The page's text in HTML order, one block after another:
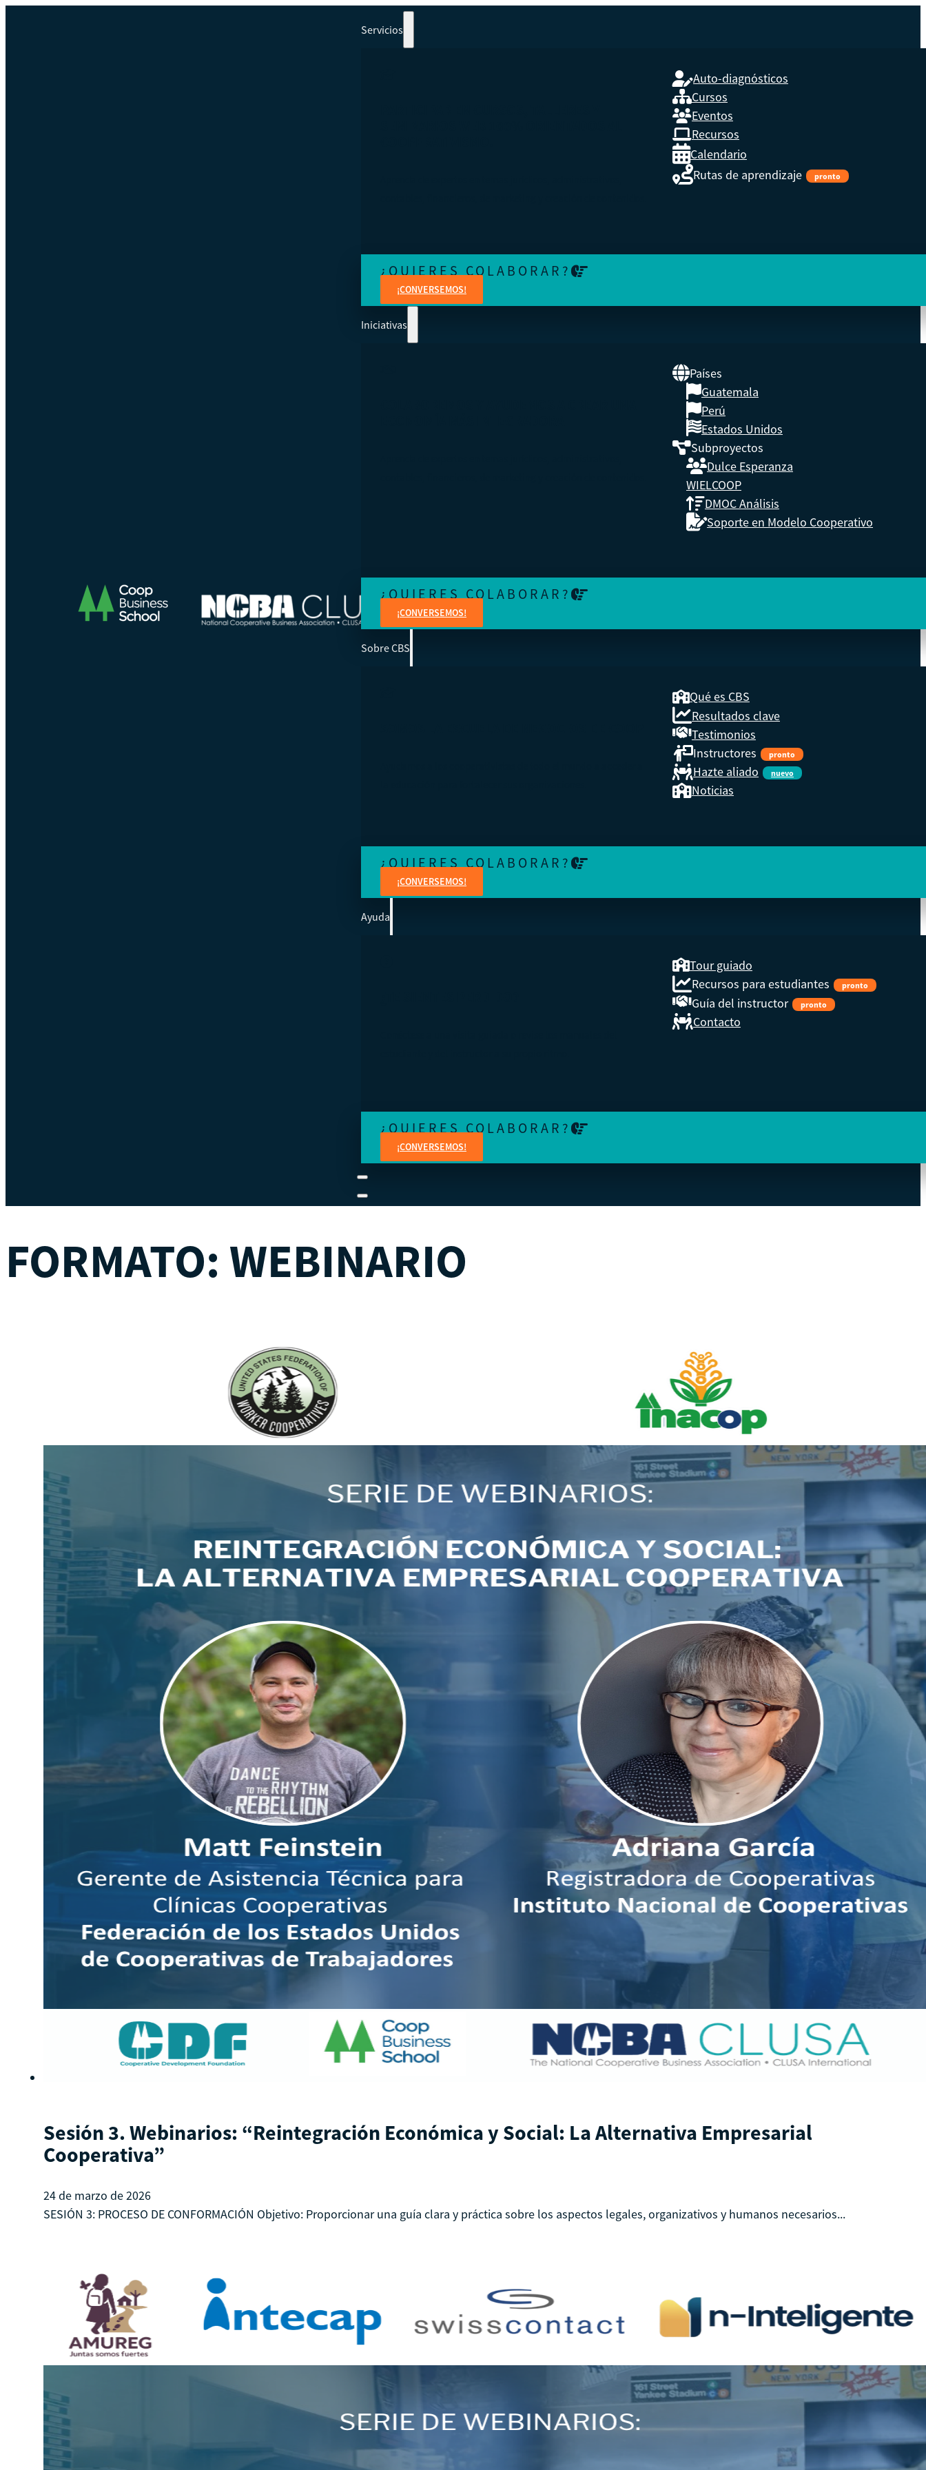
Servicios
Auto-diagnósticos
Cursos
Eventos
Recursos
Calendario
Rutas de aprendizaje
pronto
¿QUIERES COLABORAR?
¡CONVERSEMOS!
Iniciativas
Países
Guatemala
Perú
Estados Unidos
Subproyectos
Dulce Esperanza
WIELCOOP
DMOC Análisis
Soporte en Modelo Cooperativo
¿QUIERES COLABORAR?
¡CONVERSEMOS!
Sobre CBS
Qué es CBS
Resultados clave
Testimonios
Instructores
pronto
Hazte aliado nuevo
Noticias
¿QUIERES COLABORAR?
¡CONVERSEMOS!
Ayuda
Tour guiado
Recursos para estudiantes
pronto
Guía del instructor pronto
Contacto
¿QUIERES COLABORAR?
¡CONVERSEMOS!
FORMATO: WEBINARIO
Sesión 3. Webinarios: “Reintegración Económica y Social: La Alternativa Empresarial
Cooperativa”
24 de marzo de 2026
SESIÓN 3: PROCESO DE CONFORMACIÓN Objetivo: Proporcionar una guía clara y práctica sobre los aspectos legales, organizativos y humanos necesarios...